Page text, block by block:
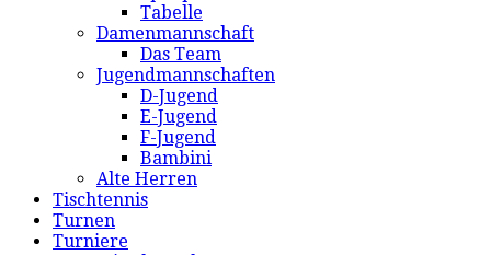
Tabelle
Damenmannschaft
Das Team
Jugendmannschaften
D-Jugend
E-Jugend
F-Jugend
Bambini
Alte Herren
Tischtennis
Turnen
Turniere